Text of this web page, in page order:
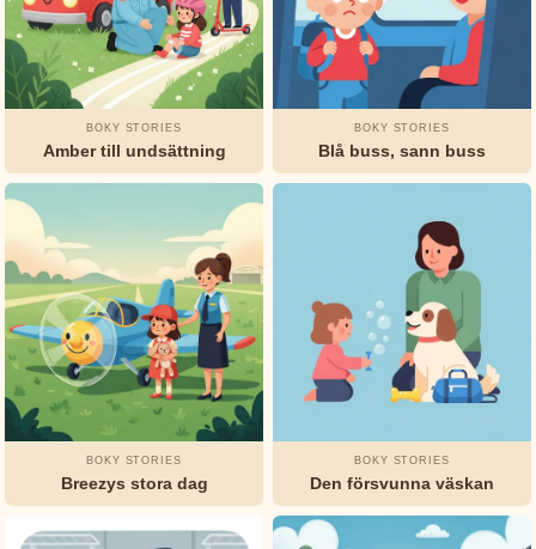
KÄNSLOR
TEMAN
STÄMNING
FORMAT
Godnattsagor
Klassiker
Humor
Mysterier
Beatrix
Potter
Boky
Stories
Grimm
Charles
Perrault
Elsa
Beskow
George
Haven
Putnam
BOKY STORIES
Amber till undsättning
BOKY STORIES
Blå buss, sann buss
BOKY STORIES
Breezys stora dag
BOKY STORIES
Den försvunna väskan